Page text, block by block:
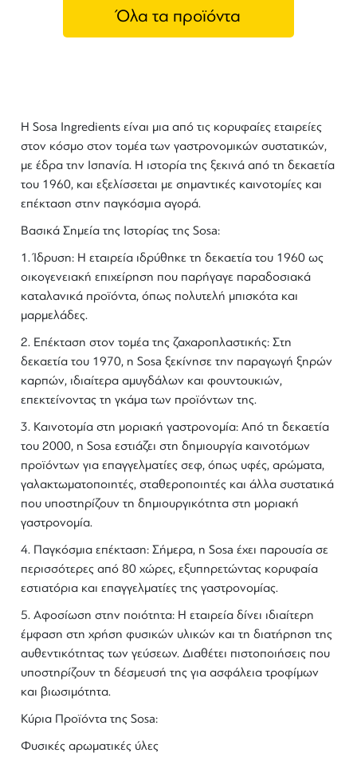
Όλα τα προϊόντα
ΗSosa Ingredients είναι μια από τις κορυφαίες εταιρείες
στον κόσμο στον τομέα των γαστρονομικών συστατικών,
με έδρα την Ισπανία. Η ιστορία της ξεκινά από τη δεκαετία
του 1960, και εξελίσσεται με σημαντικές καινοτομίες και
επέκταση στην παγκόσμια αγορά.
Βασικά Σημεία της Ιστορίας τηςSosa:
1.Ίδρυση: Η εταιρεία ιδρύθηκε τη δεκαετία του 1960 ως
οικογενειακή επιχείρηση που παρήγαγε παραδοσιακά
καταλανικά προϊόντα, όπως πολυτελή μπισκότα και
μαρμελάδες.
2. Επέκταση στον τομέα της ζαχαροπλαστικής: Στη
δεκαετία του 1970, η Sosa ξεκίνησε την παραγωγή ξηρών
καρπών, ιδιαίτερα αμυγδάλων και φουντουκιών,
επεκτείνοντας τη γκάμα των προϊόντων της.
3. Καινοτομία στη μοριακή γαστρονομία: Από τη δεκαετία
του 2000, ηSosa εστιάζει στη δημιουργία καινοτόμων
προϊόντων για επαγγελματίες σεφ, όπως υφές,αρώματα,
γαλακτωματοποιητές, σταθεροποιητές και άλλα συστατικά
που υποστηρίζουν τη δημιουργικότητα στη μοριακή
γαστρονομία.
4. Παγκόσμια επέκταση: Σήμερα, ηSosa έχει παρουσία σε
περισσότερες από 80 χώρες, εξυπηρετώντας κορυφαία
εστιατόρια και επαγγελματίες τηςγαστρονομίας.
5.Αφοσίωση στην ποιότητα: Η εταιρεία δίνει ιδιαίτερη
έμφαση στη χρήση φυσικών υλικών και τη διατήρηση της
αυθεντικότητας των γεύσεων. Διαθέτει πιστοποιήσεις που
υποστηρίζουν τη δέσμευσή της για ασφάλεια τροφίμων
και βιωσιμότητα.
Κύρια Προϊόντα της Sosa:
Φυσικές αρωματικές ύλες